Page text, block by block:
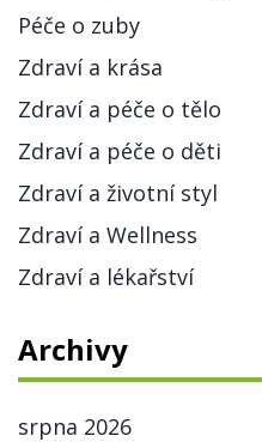
Péče o zuby
Zdraví a krása
Zdraví a péče o tělo
Zdraví a péče o děti
Zdraví a životní styl
Zdraví a Wellness
Zdraví a lékařství
Archivy
srpna 2026